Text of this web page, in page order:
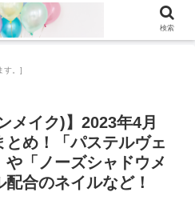
す。]
メイク)】2023年4月
め！「パステルヴェ
「ノーズシャドウメ
合のネイルなど！
検索